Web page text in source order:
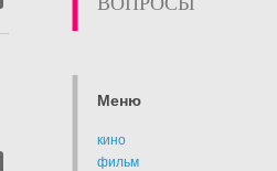
Меню
кино
фильм